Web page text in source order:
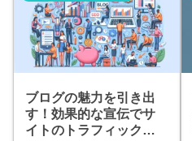
ブログの魅力を引き出
す！効果的な宣伝でサ
イトのトラフィックを